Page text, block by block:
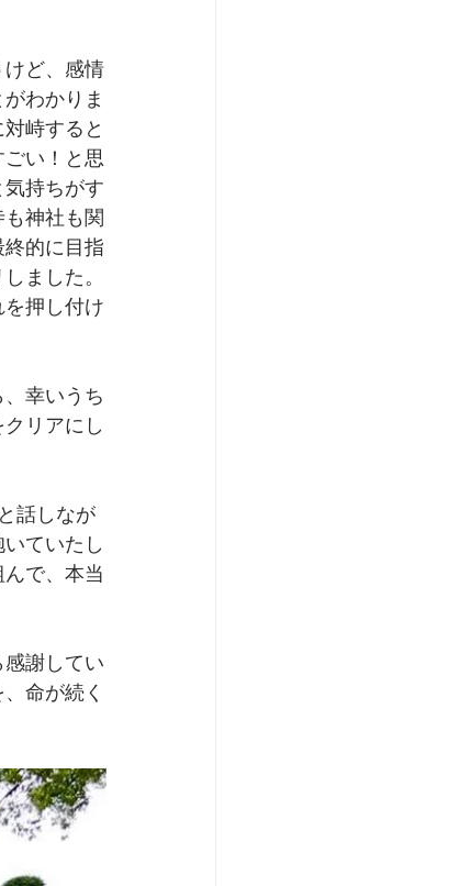
けど、感情
わかりま
峙すると
い！と思
持ちがす
神社も関
的に目指
ました。
押し付け
幸いうち
リアにし
話しなが
ていたし
で、本当
謝してい
命が続く